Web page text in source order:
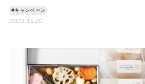
ます。
#キャンペーン
2025.11.20